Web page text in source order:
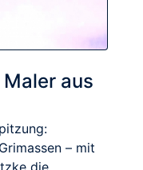
aus
– mit
die